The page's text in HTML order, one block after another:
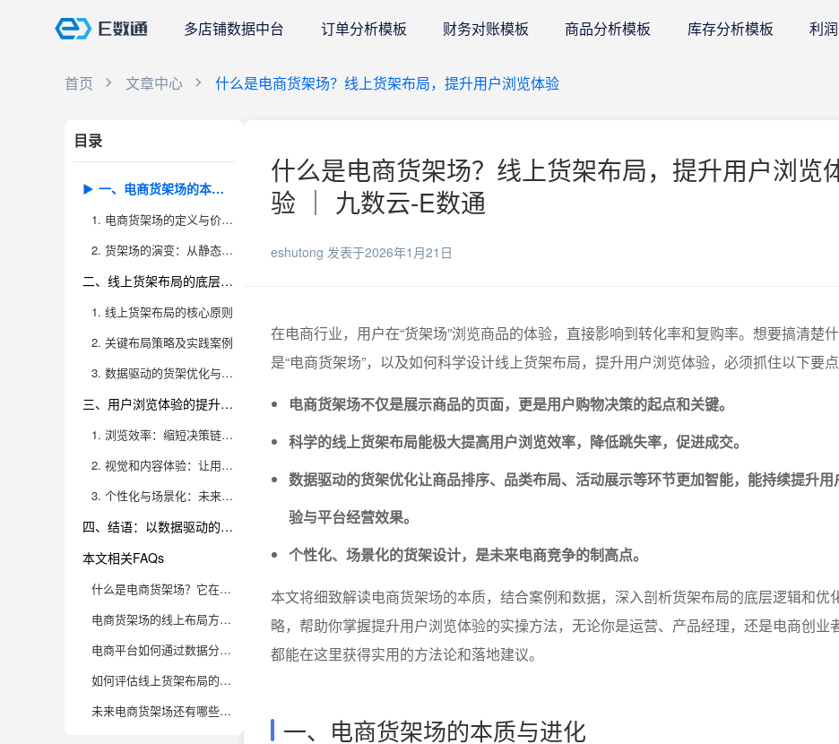
多店铺数据中台 订单分析模板 财务对账模板 商品分析模板 库存分析模板 利
首页 文章中心 什么是电商货架场？线上货架布局，提升用户浏览体验
目录
一、电商货架场的本质与进化
1. 电商货架场的定义与价值重塑
2. 货架场的演变：从静态到动态，从同质到差异化
二、线上货架布局的底层逻辑与优化策略
1. 线上货架布局的核心原则
2. 关键布局策略及实践案例
3. 数据驱动的货架优化与决策
三、用户浏览体验的提升路径
1. 浏览效率：缩短决策链路，降低用户认知负担
2. 视觉和内容体验：让用户“逛”得更愉快
3. 个性化与场景化：未来电商货架的新趋势
四、结语：以数据驱动的货架场重塑电商体验
本文相关FAQs
什么是电商货架场？它在电商平台中的作用是什么？
电商货架场的线上布局方式有哪些？如何影响用户浏览体验？
电商平台如何通过数据分析优化线上货架布局？
如何评估线上货架布局的效果？有哪些关键指标值得关注？
未来电商货架场还有哪些创新趋势？企业该如何应对？
什么是电商货架场？线上货架布局，提升用户浏览
验 ｜ 九数云-E数通
eshutong 发表于2026年1月21日
在电商行业，用户在“货架场”浏览商品的体验，直接影响到转化率和复购率。想要搞清楚
是“电商货架场”，以及如何科学设计线上货架布局，提升用户浏览体验，必须抓住以下要点
电商货架场不仅是展示商品的页面，更是用户购物决策的起点和关键。
科学的线上货架布局能极大提高用户浏览效率，降低跳失率，促进成交。
数据驱动的货架优化让商品排序、品类布局、活动展示等环节更加智能，能持续提升用
验与平台经营效果。
个性化、场景化的货架设计，是未来电商竞争的制高点。
本文将细致解读电商货架场的本质，结合案例和数据，深入剖析货架布局的底层逻辑和优
略，帮助你掌握提升用户浏览体验的实操方法，无论你是运营、产品经理，还是电商创业
都能在这里获得实用的方法论和落地建议。
一、电商货架场的本质与进化